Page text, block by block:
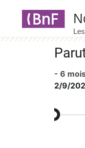
- 6
2/9/